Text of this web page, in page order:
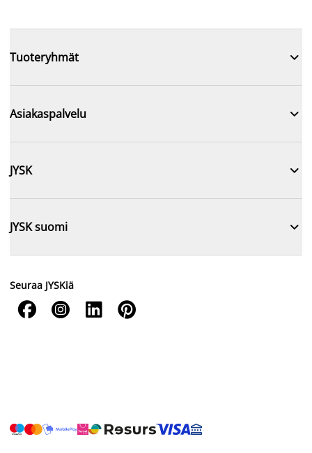
Tuoteryhmät 
Asiakaspalvelu 
JYSK 
JYSK suomi 
Seuraa JYSKiä
   